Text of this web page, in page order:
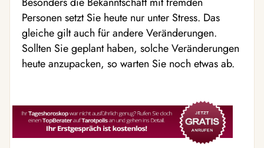
Personen setzt Sie heute nur unter Stress. Das
gleiche gilt auch für andere Veränderungen.
Sollten Sie geplant haben, solche Veränderungen
heute anzupacken, so warten Sie noch etwas ab.